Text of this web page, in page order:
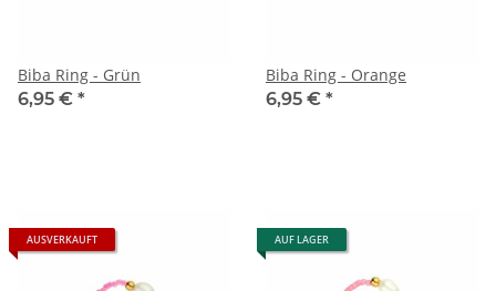
Biba Ring - Grün
6,95 € *
Biba Ring - Orange
6,95 € *
AUSVERKAUFT AUF LAGER